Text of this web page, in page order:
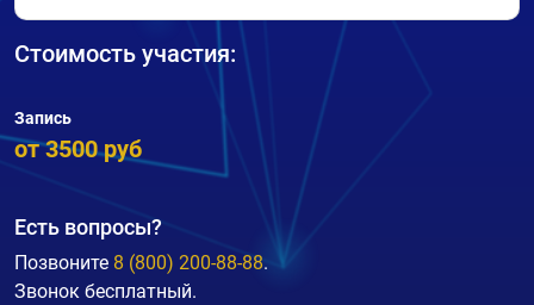
Стоимость участия:
Запись
от 3500 руб
Есть вопросы?
Позвоните 8 (800) 200-88-88.
Звонок бесплатный.